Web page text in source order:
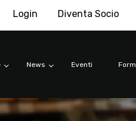
Login Diventa Socio
News Eventi